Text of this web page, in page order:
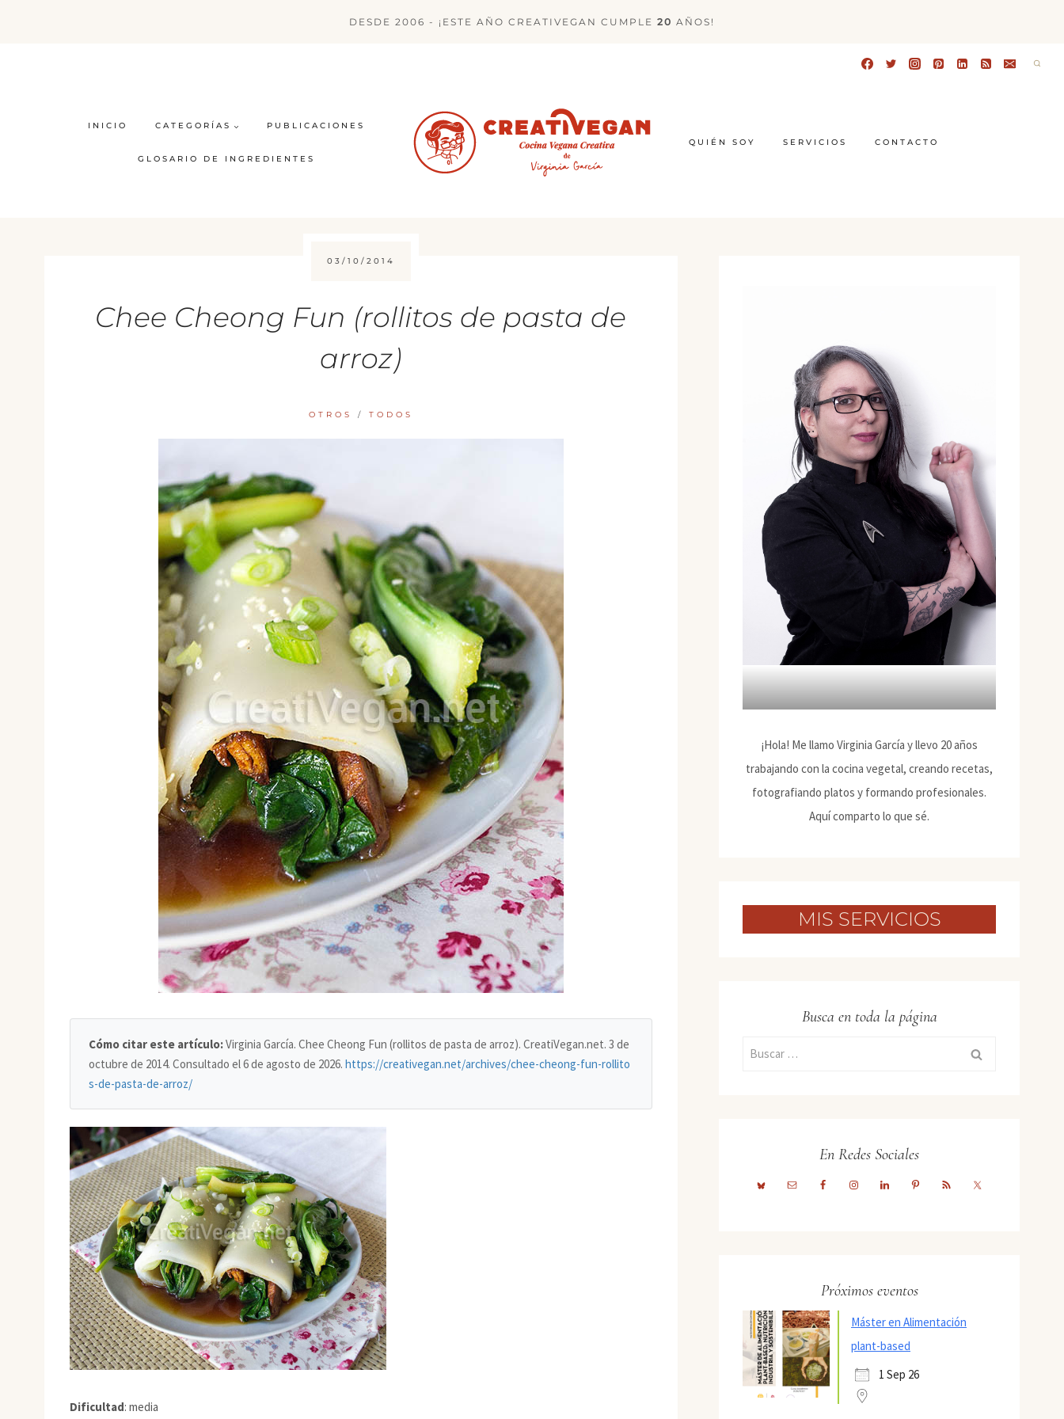
DESDE 2006 - ¡ESTE AÑO CREATIVEGAN CUMPLE 20 AÑOS!
INICIO CATEGORÍAS PUBLICACIONES
GLOSARIO DE INGREDIENTES
QUIÉN SOY SERVICIOS CONTACTO
03/10/2014
Chee Cheong Fun (rollitos de pasta de
arroz)
OTROS / TODOS
Cómo citar este artículo:Virginia García. Chee Cheong Fun (rollitos de pasta de arroz). CreatiVegan.net. 3 de
octubre de 2014. Consultado el6 de agosto de 2026. https://creativegan.net/archives/chee-cheong-fun-rollito
s-de-pasta-de-arroz/
Dificultad: media
¡Hola! Me llamo Virginia García y llevo 20 años
trabajando con la cocina vegetal, creando recetas,
fotografiando platos y formando profesionales.
Aquí comparto lo que sé.
MIS SERVICIOS
Busca en toda la página
Buscar:
En Redes Sociales
Próximos eventos
Máster en Alimentación
plant-based
1 Sep 26